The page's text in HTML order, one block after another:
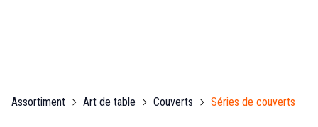
Assortiment Art de table Couverts Séries de couverts